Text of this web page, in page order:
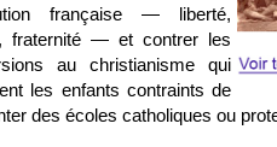
française — liberté,
fraternité — et contrer les
au christianisme qui
les enfants contraints de
des écoles catholiques ou